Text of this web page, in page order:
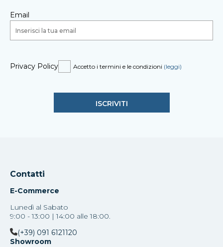
Email
Privacy Policy Accetto i termini e le condizioni (leggi)
Contatti
E-Commerce
Lunedì al Sabato
9:00 - 13:00 | 14:00 alle 18:00.
(+39) 091 6121120
Showroom